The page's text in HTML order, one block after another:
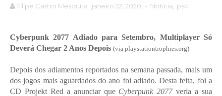
Filipe Castro Mesquita janeiro 22, 2020 - Notícia ps4
Cyberpunk 2077 Adiado para Setembro, Multiplayer Só
Deverá Chegar 2 Anos Depois (via playstationtrophies.org)
Depois dos adiamentos reportados na semana passada, mais um
dos jogos mais aguardados do ano foi adiado. Desta feita, foi a
CD Projekt Red a anunciar que Cyberpunk 2077veria a sua